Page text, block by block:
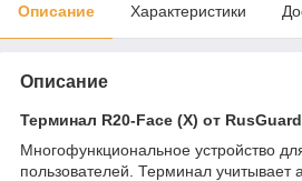
Описание Характеристики
Описание
Терминал R20-Face (X) от RusGuard
Многофункциональное устройство
пользователей. Терминал учитывает